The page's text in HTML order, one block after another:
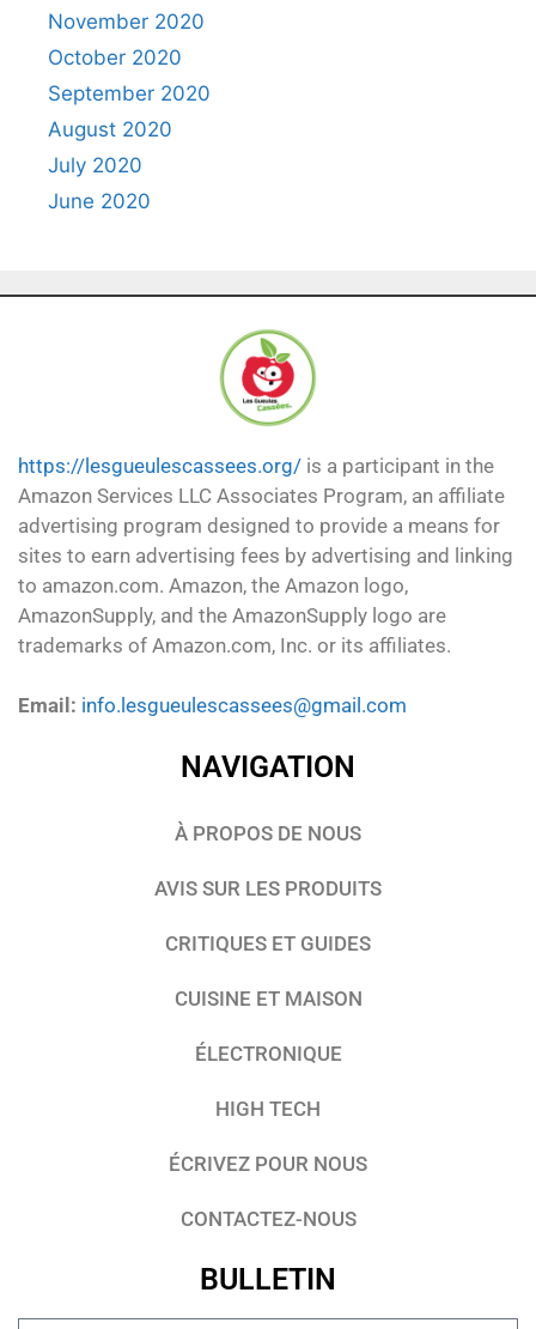
November 2020
October 2020
September 2020
August 2020
July 2020
June 2020
https://lesgueulescassees.org/ is a participant in the
Amazon Services LLC Associates Program, an affiliate
advertising program designed to provide a means for
sites to earn advertising fees by advertising and linking
to amazon.com. Amazon, the Amazon logo,
AmazonSupply, and the AmazonSupply logo are
trademarks of Amazon.com, Inc. or its affiliates.
Email: info.lesgueulescassees@gmail.com
NAVIGATION
À PROPOS DE NOUS
AVIS SUR LES PRODUITS
CRITIQUES ET GUIDES
CUISINE ET MAISON
ÉLECTRONIQUE
HIGH TECH
ÉCRIVEZ POUR NOUS
CONTACTEZ-NOUS
BULLETIN